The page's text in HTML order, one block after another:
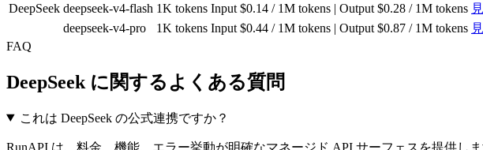
DeepSeek deepseek-v4-flash 1K tokens Input $0.14 / 1M tokens | Output $0.28 / 1M tokens
deepseek-v4-pro
1K tokens Input $0.44 / 1M tokens | Output $0.87 / 1M tokens
FAQ
DeepSeek に関するよくある質問
これは DeepSeek の公式連携ですか？
RunAPI は、料金、機能、エラー挙動が明確なマネージド API サーフェスを提供しま